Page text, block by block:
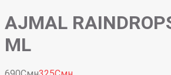
AJMAL
ML